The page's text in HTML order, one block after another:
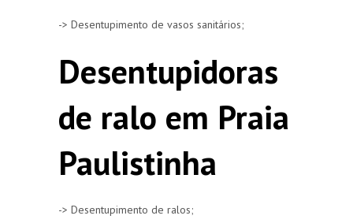
-> Desentupimento de vasos sanitários;
Desentupidoras
de ralo em Praia
Paulistinha
-> Desentupimento de ralos;